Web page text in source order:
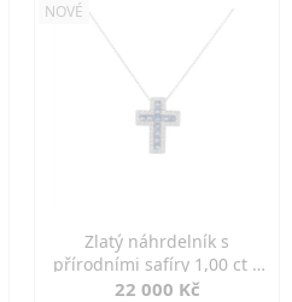
NOVÉ
Zlatý náhrdelník s
přírodními safíry 1,00 ct a
diamanty
22 000 Kč